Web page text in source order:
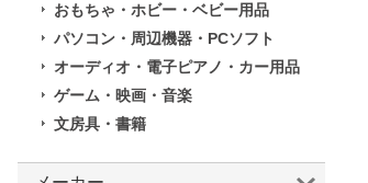
会員メニュー
お買いもの履歴
おもちゃ・ホビー・ベビー用品
パソコン・周辺機器・PCソフト
オーディオ・電子ピアノ・カー用品
ゲーム・映画・音楽
文房具・書籍